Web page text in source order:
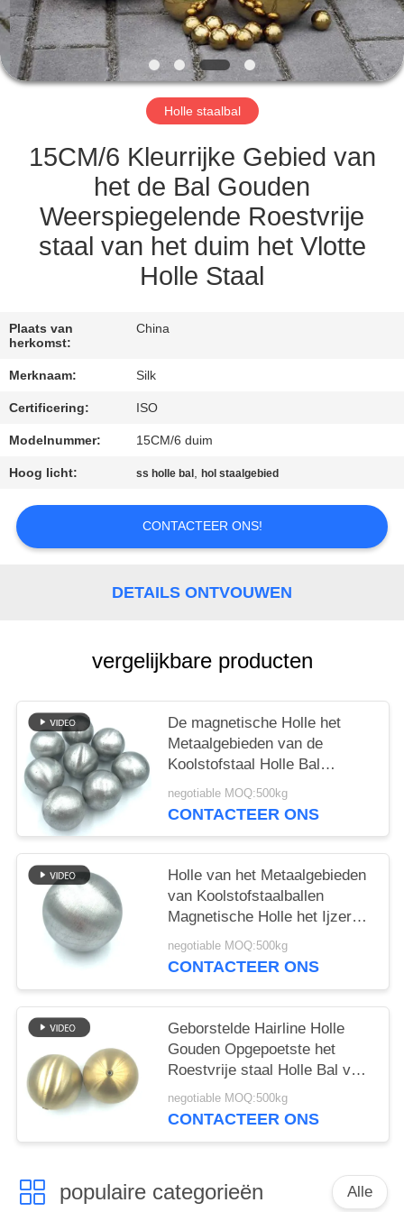
ONS
NIEUWS
GEVALLEN
VERZOEK
OM
EEN
SITEMAP
PRIVACY
POLICY
Holle staalbal
15CM/6 Kleurrijke Gebied van
het de Bal Gouden
Weerspiegelende Roestvrije
staal van het duim het Vlotte
Holle Staal
Plaats van
herkomst:
China
Merknaam: Silk
Certificering: ISO
Modelnummer: 15CM/6 duim
Hoog licht: ss holle bal ,hol staalgebied
CONTACTEER ONS!
DETAILS ONTVOUWEN
vergelijkbare producten
De magnetische Holle het
Metaalgebieden van de
Koolstofstaal Holle Bal
poetsten Holle Staalbal op
negotiable MOQ:500kg
CONTACTEER ONS
Holle van het Metaalgebieden
van Koolstofstaalballen
Magnetische Holle het Ijzerbal
60mm
negotiable MOQ:500kg
CONTACTEER ONS
Geborstelde Hairline Holle
Gouden Opgepoetste het
Roestvrije staal Holle Bal van
Metaalgebieden met Noot
negotiable MOQ:500kg
CONTACTEER ONS
populaire categorieën Alle